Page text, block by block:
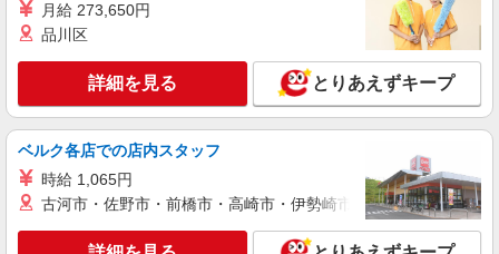
中(3ヶ月)は支給なし
パート
松本ケアセンターそよ風：RO37452
デイサービス 介護スタッフ
【時給】1,261円〜1,361円 ▼給与詳細 処遇改
善手当：200円/時 ▼下記別途支給 通勤手当 年末
年始手当：380円/時 寸志あり：年2回（6月・12
月） ※業績による ※処遇改善手当は試用期間中(3
長野県松本市大字笹賀8134-1
キープ 詳細を見る
月給 273,650円
品川区
詳細を見る とりあえずキープ
ベルク各店での店内スタッフ
時給 1,065円
古河市・佐野市・前橋市・高崎市・伊勢崎市・太田市・館林市